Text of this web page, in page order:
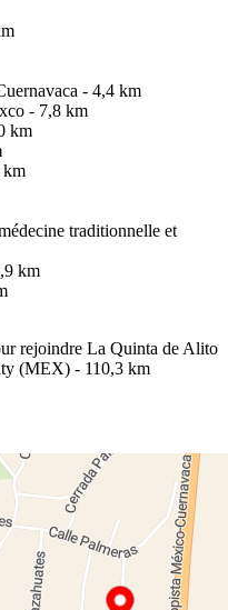
- 4,4 km
- 7,8 km
km
km
traditionnelle et
km
rejoindre La Quinta de Alito
(MEX) - 110,3 km